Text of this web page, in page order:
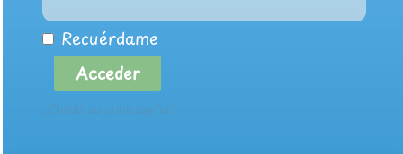
Recuérdame
Acceder
¿Olvidó su contraseña?